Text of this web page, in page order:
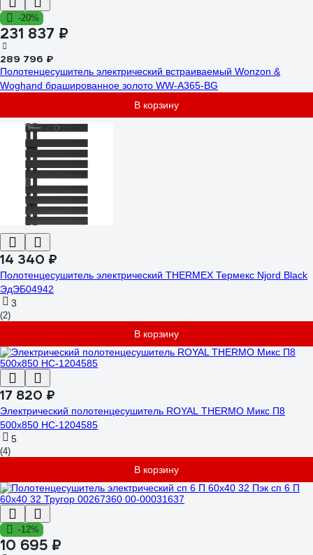
-20%
231 837 ₽
289 796 ₽
Полотенцесушитель электрический встраиваемый Wonzon &
Woghand брашированное золото WW-A365-BG
В корзину
14 340 ₽
Полотенцесушитель электрический THERMEX Термекс Njord Black
ЭдЭБ04942
3
(2)
В корзину
17 820 ₽
Электрический полотенцесушитель ROYAL THERMO Микс П8
500x850 НС-1204585
5
(4)
В корзину
-12%
10 695 ₽